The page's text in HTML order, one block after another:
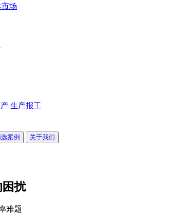
场
生产报工
案例 关于我们
扰
难题